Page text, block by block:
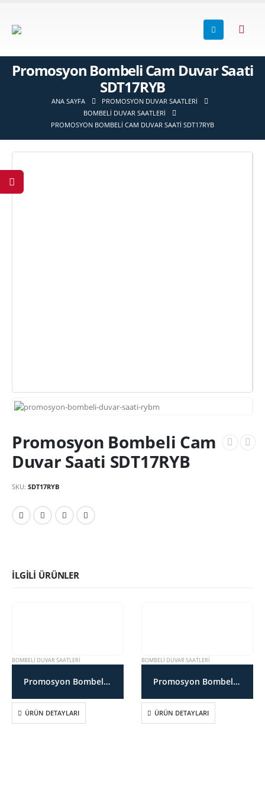
Promosyon Bombeli Cam Duvar Saati
SDT17RYB
ANA SAYFA
PROMOSYON DUVAR SAATLERI
BOMBELI DUVAR SAATLERI
PROMOSYON BOMBELI CAM DUVAR SAATI SDT17RYB
Promosyon Bombeli Cam
Duvar Saati SDT17RYB
SKU: SDT17RYB
İLGILI ÜRÜNLER
BOMBELI DUVAR SAATLERI
Promosyon Bombeli Cam Duvar Saati SDT17BB
ÜRÜN DETAYLARI
BOMBELI DUVAR SAATLERI
Promosyon Bombeli Cam Duvar Saati SDT17YTB
ÜRÜN DETAYLARI